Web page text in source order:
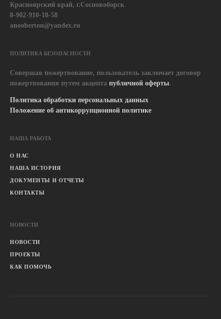
Красноярский край, г.Сосновоборск
8-902-910-18-58
anooberton@yandex.ru
НАША РАБОТА
О НАС
НАША ИСТОРИЯ
ДОКУМЕНТЫ И ОТЧЕТЫ
КОНТАКТЫ
НОВОСТИ
НОВОСТИ
ПРОЕКТЫ
КАК ПОМОЧЬ
ПОЛИТИКА БЕЗОПАСНОСТИ
Совершая пожертвование, пользователь заключает договор
пожертвования путем акцепта публичной оферты.
Политика обработки персональных данных
Положение об антикоррупционной политике